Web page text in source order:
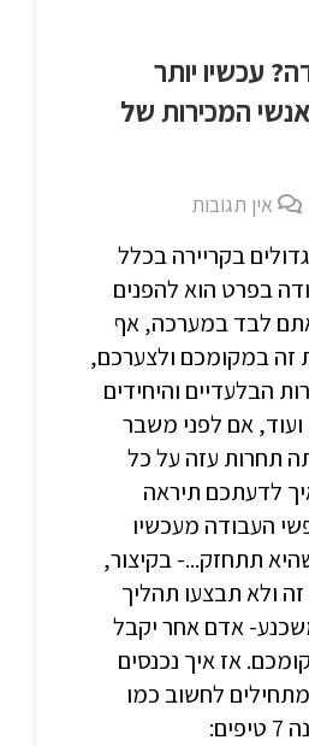
עכשיו יותר
המכירות של
אין תגובות
בקריירה בכלל
בפרט הוא להפנים
לבד במערכה, אף
זה במקומכם ולצערכם,
הבלעדיים והיחידים
אם לפני משבר
תחרות עזה על כל
לדעתכם תיראה
העבודה מעכשיו
תתחזק...- בקיצור,
ולא תבצעו תהליך
אדם אחר יקבל
אז איך נכנסים
לחשוב כמו